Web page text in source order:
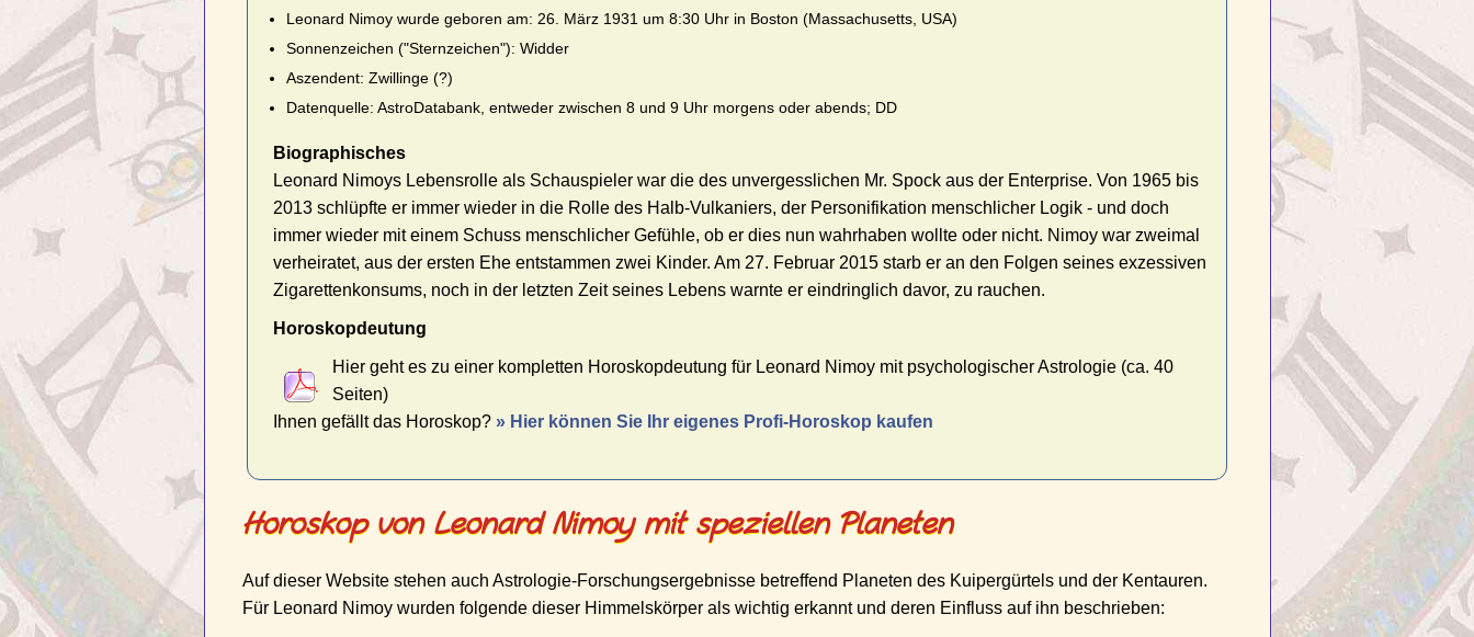
Leonard Nimoy wurde geboren am: 26. März 1931 um 8:30 Uhr in Boston (Massachusetts, USA)
Sonnenzeichen ("Sternzeichen"): Widder
Aszendent: Zwillinge (?)
Datenquelle: AstroDatabank, entweder zwischen 8 und 9 Uhr morgens oder abends; DD
Biographisches
Leonard Nimoys Lebensrolle als Schauspieler war die des unvergesslichen Mr. Spock aus der Enterprise. Von 1965 bis
2013 schlüpfte er immer wieder in die Rolle des Halb-Vulkaniers, der Personifikation menschlicher Logik - und doch
immer wieder mit einem Schuss menschlicher Gefühle, ob er dies nun wahrhaben wollte oder nicht. Nimoy war zweimal
verheiratet, aus der ersten Ehe entstammen zwei Kinder. Am 27. Februar 2015 starb er an den Folgen seines exzessiven
Zigarettenkonsums, noch in der letzten Zeit seines Lebens warnte er eindringlich davor, zu rauchen.
Horoskopdeutung
Hier geht es zu einer kompletten Horoskopdeutung für Leonard Nimoy mit psychologischer Astrologie (ca. 40
Seiten)
Ihnen gefällt das Horoskop?» Hier können Sie Ihr eigenes Profi-Horoskop kaufen
Horoskop von Leonard Nimoy mit speziellen Planeten
Auf dieser Website stehen auch Astrologie-Forschungsergebnisse betreffend Planeten des Kuipergürtels und der Kentauren.
Für Leonard Nimoy wurden folgende dieser Himmelskörper als wichtig erkannt und deren Einfluss auf ihn beschrieben: